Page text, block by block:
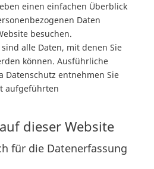
einen einfachen Überblick
Daten
besuchen.
alle Daten, mit denen Sie
können. Ausführliche
Datenschutz entnehmen Sie
aufgeführten
dieser Website
für die Datenerfassung